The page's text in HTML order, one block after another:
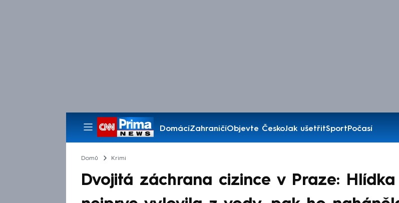
DomácíZahraničíObjevte ČeskoJak ušetřitSportPočasí
Pořady
Domů Krimi
Dvojitá záchrana cizince v Praze: